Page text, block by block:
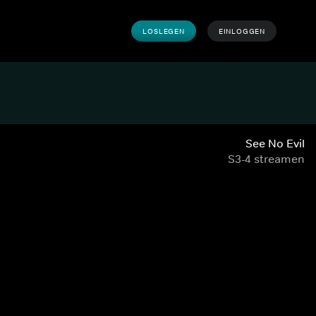
LOSLEGEN EINLOGGEN
See No Evil
S3-4 streamen